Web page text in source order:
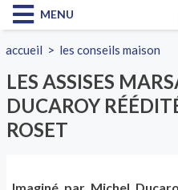
MENU
accueil > les conseils maison
LES ASSISES
DUCAROY
ROSET